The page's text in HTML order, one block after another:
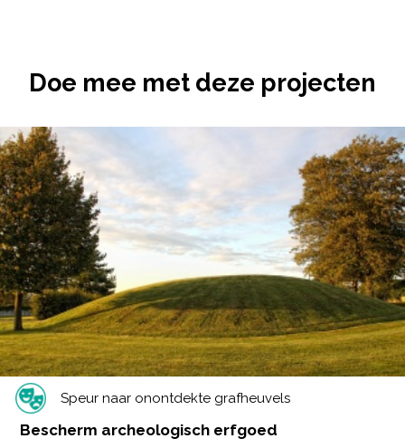
Doe mee met deze projecten
Speur naar onontdekte grafheuvels
Bescherm archeologisch erfgoed